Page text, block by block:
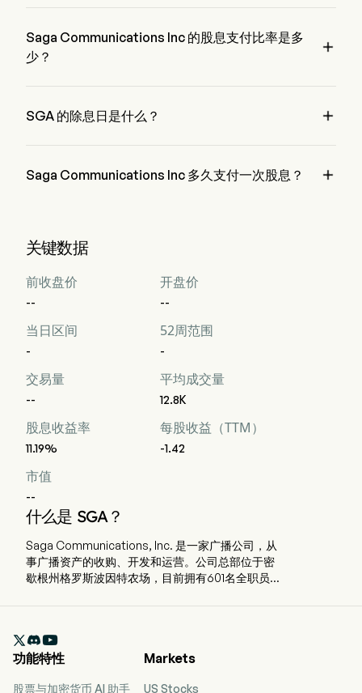
Saga Communications Inc 的股息支付比率是多
少？

SGA 的除息日是什么？ 
Saga Communications Inc 多久支付一次股息？ 
关键数据
前收盘价
--
开盘价
--
当日区间
-
52周范围
-
交易量
--
平均成交量
12.8K
股息收益率
11.19%
每股收益（TTM）
-1.42
市值
--
什么是 SGA？
Saga Communications, Inc. 是一家广播公司，从
事广播资产的收购、开发和运营。公司总部位于密
歇根州格罗斯波因特农场，目前拥有601名全职员
种节目格式，包括经典金曲、乡村音乐、经典乡
村、热门/轻柔/城市成人当代、老歌、经典摇滚、

功能特性
股票与加密货币 AI 助手
Markets
US Stocks